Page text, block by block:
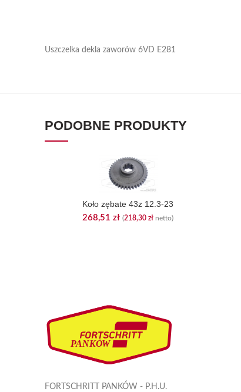
Uszczelka dekla zaworów 6VD E281
PODOBNE PRODUKTY
Koło zębate 43z 12.3-23
268,51 zł (218,30 zł netto)
FORTSCHRITT PANKÓW - P.H.U.